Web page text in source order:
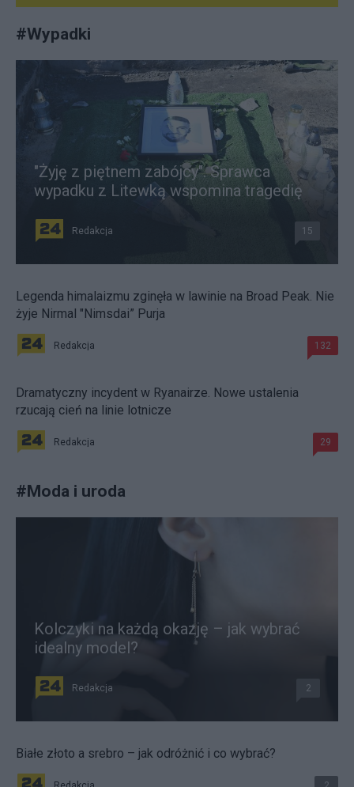
#Wypadki
"Żyję z piętnem zabójcy". Sprawca
wypadku z Litewką wspomina tragedię
Redakcja 15
Legenda himalaizmu zginęła w lawinie na Broad Peak. Nie
żyje Nirmal "Nimsdai” Purja
Redakcja 132
Dramatyczny incydent w Ryanairze. Nowe ustalenia
rzucają cień na linie lotnicze
Redakcja 29
#Moda i uroda
Kolczyki na każdą okazję – jak wybrać
idealny model?
Redakcja 2
Białe złoto a srebro – jak odróżnić i co wybrać?